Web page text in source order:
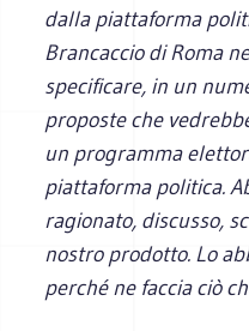
dalla piattaforma
Brancaccio di Roma
specificare, in un
proposte che
un programma
piattaforma politica.
ragionato, discusso,
nostro prodotto. Lo
perché ne faccia ciò